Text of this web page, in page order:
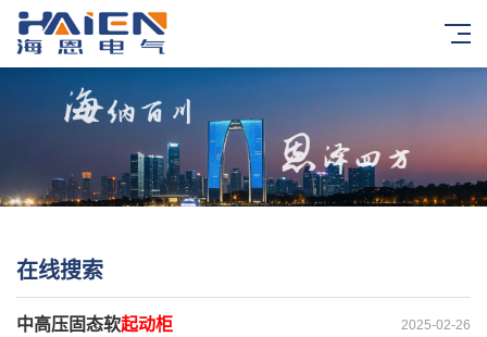
在线搜索
2025-02-26
中高压固态软起动柜